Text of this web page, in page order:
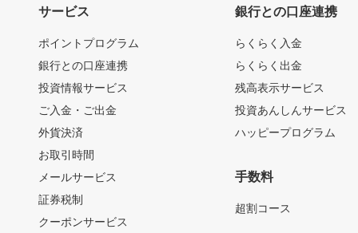
サービス
ポイントプログラム
銀行との口座連携
投資情報サービス
ご入金・ご出金
外貨決済
お取引時間
メールサービス
証券税制
クーポンサービス
銀行との口座連携
らくらく入金
らくらく出金
残高表示サービス
投資あんしんサービス
ハッピープログラム
手数料
超割コース